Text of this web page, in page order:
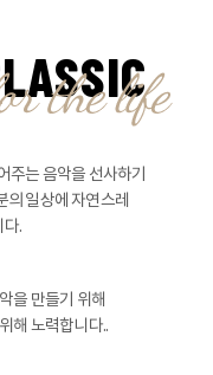
주는 음악을 선사하기
의 일상에 자연스레
다.
을 만들기 위해
해 노력합니다..